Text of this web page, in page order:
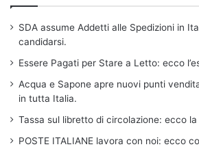
SDA assume Addetti alle Spedizioni in
candidarsi.
Essere Pagati per Stare a Letto: ecco
Acqua e Sapone apre nuovi punti
in tutta Italia.
Tassa sul libretto di circolazione: ecco
POSTE ITALIANE lavora con noi: ecco